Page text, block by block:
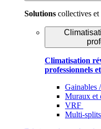
Solutions collectives et
Climatisation
professionnels
Gainables
Muraux et
VRF
Multi-splits